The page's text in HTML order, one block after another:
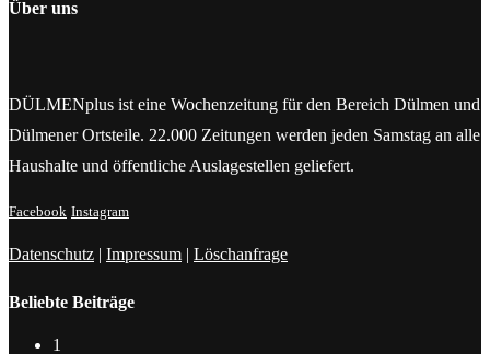
Über uns
DÜLMENplus ist eine Wochenzeitung für den Bereich Dülmen und
Dülmener Ortsteile. 22.000 Zeitungen werden jeden Samstag an alle
Haushalte und öffentliche Auslagestellen geliefert.
Facebook Instagram
Datenschutz | Impressum | Löschanfrage
Beliebte Beiträge
1